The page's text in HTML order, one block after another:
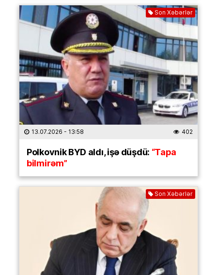
Son Xəbərlər
13.07.2026 - 13:58 402
Polkovnik BYD aldı, işə düşdü: “Tapa
bilmirəm”
Son Xəbərlər